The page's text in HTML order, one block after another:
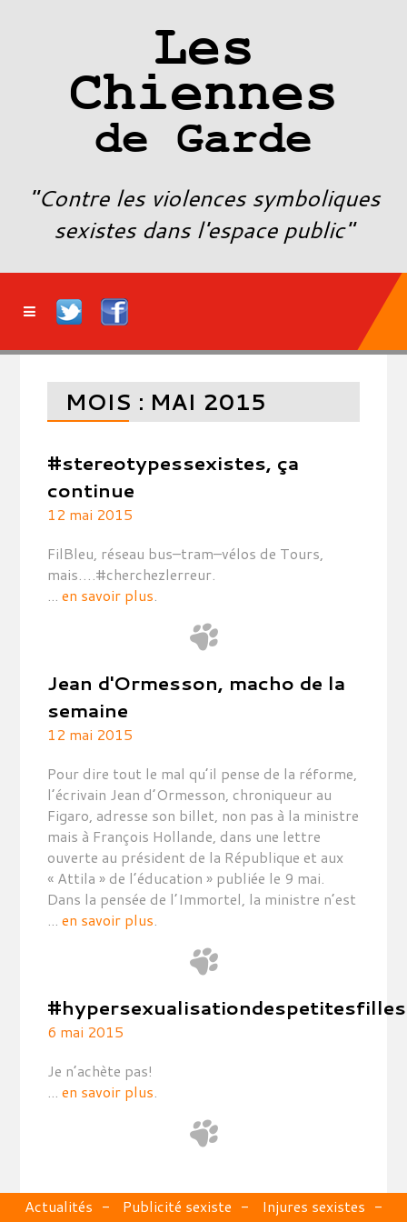
Les
Chiennes
de Garde
"Contre les violences symboliques
sexistes dans l'espace public"
MOIS : MAI 2015
#stereotypessexistes, ça
continue
12 mai 2015
FilBleu, réseau bus–tram–vélos de Tours,
mais….#cherchezlerreur.
...en savoir plus.
Jean d'Ormesson, macho de la
semaine
12 mai 2015
Pour dire tout le mal qu’il pense de la réforme,
l’écrivain Jean d’Ormesson, chroniqueur au
Figaro, adresse son billet, non pas à la ministre
mais à François Hollande, dans une lettre
ouverte au président de la République et aux
« Attila » de l’éducation » publiée le 9 mai.
Dans la pensée de l’Immortel, la ministre n’est
...en savoir plus.
#hypersexualisationdespetitesfilles
6 mai 2015
Je n’achète pas!
...en savoir plus.
Actualités Publicité sexiste Injures sexistes